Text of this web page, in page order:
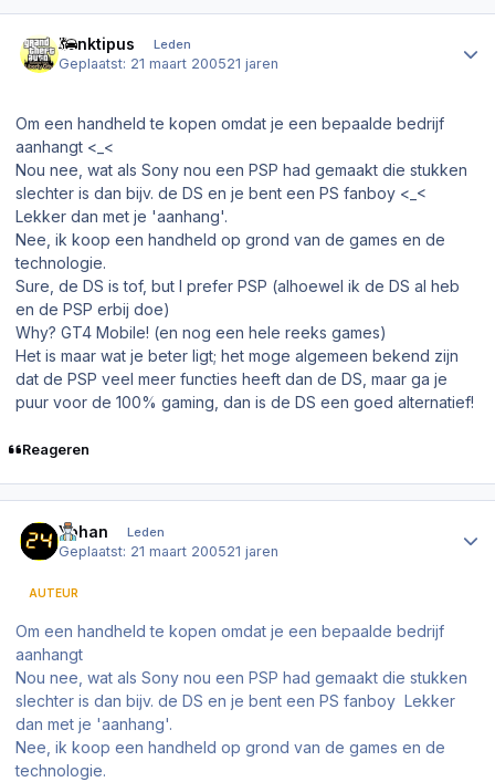
Funktipus Leden
Geplaatst: 21 maart 200521 jaren
Om een handheld te kopen omdat je een bepaalde bedrijf
aanhangt <_<
Nou nee, wat als Sony nou een PSP had gemaakt die stukken
slechter is dan bijv. de DS en je bent een PS fanboy <_<
Lekker dan met je 'aanhang'.
Nee, ik koop een handheld op grond van de games en de
technologie.
Sure, de DS is tof, but I prefer PSP (alhoewel ik de DS al heb
en de PSP erbij doe)
Why? GT4 Mobile! (en nog een hele reeks games)
Het is maar wat je beter ligt; het moge algemeen bekend zijn
dat de PSP veel meer functies heeft dan de DS, maar ga je
puur voor de 100% gaming, dan is de DS een goed alternatief!
Reageren
Yohan Leden
Geplaatst: 21 maart 200521 jaren
AUTEUR
Om een handheld te kopen omdat je een bepaalde bedrijf
aanhangt
Nou nee, wat als Sony nou een PSP had gemaakt die stukken
slechter is dan bijv. de DS en je bent een PS fanboy Lekker
dan met je 'aanhang'.
Nee, ik koop een handheld op grond van de games en de
technologie.